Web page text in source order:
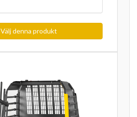
Välj denna produkt